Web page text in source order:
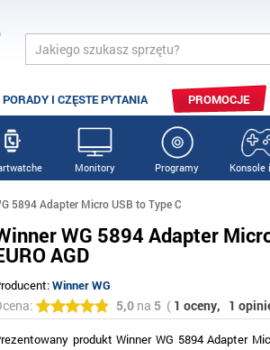
PORADY I CZĘSTE PYTANIA PROMOCJE
Monitory Programy Konsole
5894 Adapter Micro USB to Type C
WG 5894 Adapter
AGD
Winner WG
5,0 na 5 ( 1 oceny, 1
produkt Winner WG 5894 Adapter